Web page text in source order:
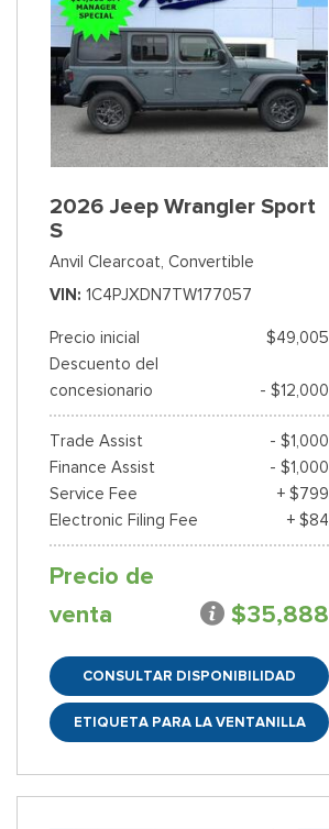
2026 Jeep Wrangler Sport
S
Anvil Clearcoat, Convertible
VIN 1C4PJXDN7TW177057
Precio inicial
$49,005
Descuento del
concesionario
- $12,000
Trade Assist
- $1,000
Finance Assist
- $1,000
Service Fee
+ $799
Electronic Filing Fee
+ $84
Precio de
venta
$35,888
CONSULTAR DISPONIBILIDAD
ETIQUETA PARA LA VENTANILLA